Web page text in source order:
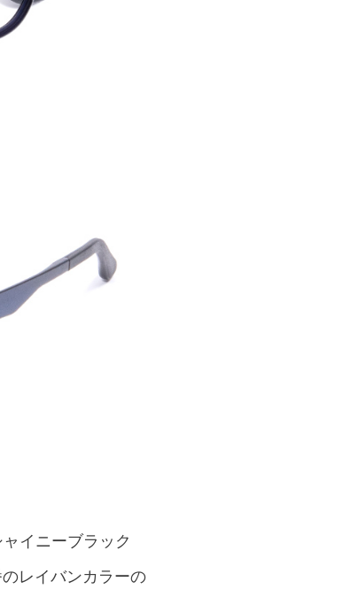
イニーブラック
レイバンカラーの